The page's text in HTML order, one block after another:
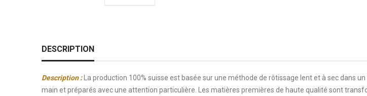
DESCRIPTION
Description :La production 100% suisse est basée sur une méthode de rôtissage lent et à sec dans
main et préparés avec une attention particulière. Les matières premières de haute qualité sont